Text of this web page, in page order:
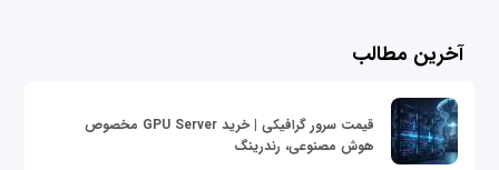
آخرین مطالب
قیمت سرور گرافیکی | خرید GPU Server مخصوص
هوش مصنوعی، رندرینگ